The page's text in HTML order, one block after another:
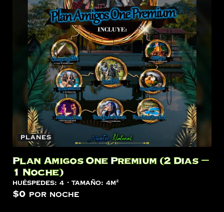
Planes
Plan Amigos One Premium (2 Dias –
1 Noche)
Huéspedes: 4 Tamaño: 4m²
$0 por noche